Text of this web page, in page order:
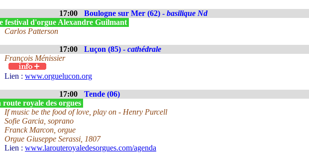
17:00 Boulogne sur Mer (62) - basilique Nd
festival d'orgue Alexandre Guilmant
Carlos Patterson
17:00 Luçon (85) - cathédrale
François Ménissier
Lien : www.orguelucon.org
17:00 Tende (06)
royale des orgues
If music be the food of love, play on - Henry Purcell
Sofie Garcia, soprano
Franck Marcon, orgue
Orgue Giuseppe Serassi, 1807
Lien : www.larouteroyaledesorgues.com/agenda